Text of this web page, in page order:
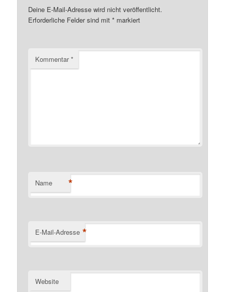
Deine E-Mail-Adresse wird nicht veröffentlicht.
Erforderliche Felder sind mit* markiert
Kommentar*
Name *
E-Mail-Adresse *
Website